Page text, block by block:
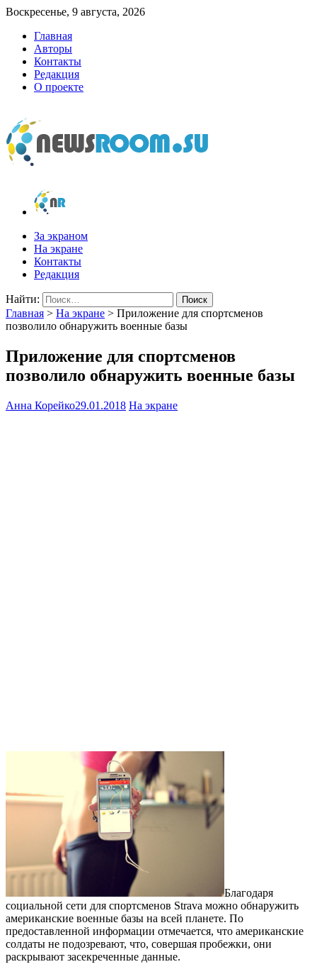
Воскресенье, 9 августа, 2026
Главная
Авторы
Контакты
Редакция
О проекте
newsroom.su
Новости о новостях
За экраном
На экране
Контакты
Редакция
Найти:
Главная > На экране > Приложение для спортсменов
позволило обнаружить военные базы
Приложение для спортсменов
позволило обнаружить военные базы
Анна Корейко29.01.2018 На экране
Благодаря
социальной сети для спортсменов Strava можно обнаружить
американские военные базы на всей планете. По
предоставленной информации отмечается, что американские
солдаты не подозревают, что, совершая пробежки, они
раскрывают засекреченные данные.